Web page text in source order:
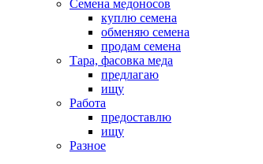
Семена медоносов
куплю семена
обменяю семена
продам семена
Тара, фасовка меда
предлагаю
ищу
Работа
предоставлю
ищу
Разное